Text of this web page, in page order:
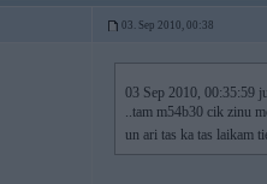
03. Sep 2010, 00:38
03 Sep 2010, 00:35:59
..tam m54b30 cik zinu
un ari tas ka tas laikam